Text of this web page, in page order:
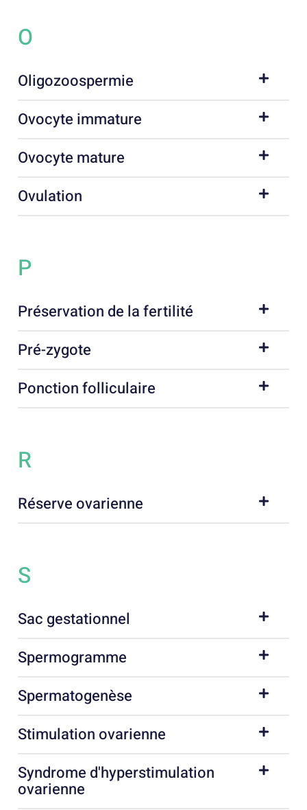
O
Oligozoospermie
Ovocyte immature
Ovocyte mature
Ovulation
P
Préservation de la fertilité
Pré-zygote
Ponction folliculaire
R
Réserve ovarienne
S
Sac gestationnel
Spermogramme
Spermatogenèse
Stimulation ovarienne
Syndrome d'hyperstimulation
ovarienne